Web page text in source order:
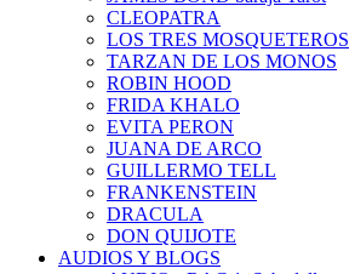
CLEOPATRA
LOS TRES MOSQUETEROS
TARZAN DE LOS MONOS
ROBIN HOOD
FRIDA KHALO
EVITA PERON
JUANA DE ARCO
GUILLERMO TELL
FRANKENSTEIN
DRACULA
DON QUIJOTE
AUDIOS Y BLOGS